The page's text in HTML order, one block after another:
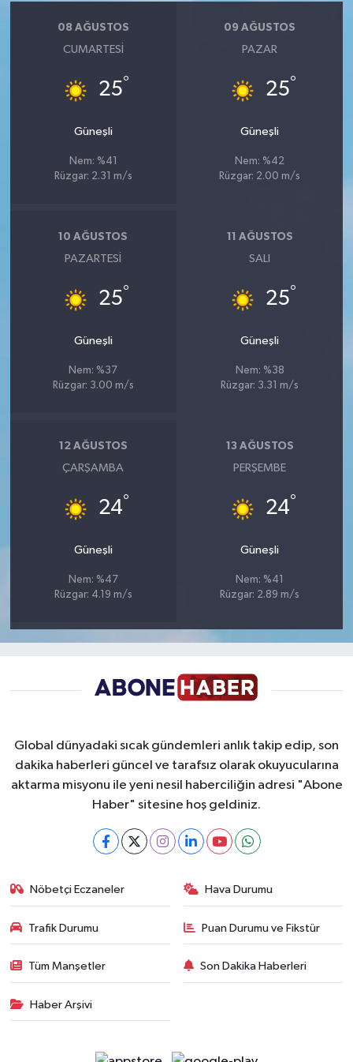
08 AĞUSTOS
CUMARTESI
25°
Güneşli
Nem: %41
Rüzgar: 2.31 m/s
09 AĞUSTOS
PAZAR
25°
Güneşli
Nem: %42
Rüzgar: 2.00 m/s
10 AĞUSTOS
PAZARTESI
25°
Güneşli
Nem: %37
Rüzgar: 3.00 m/s
11 AĞUSTOS
SALI
25°
Güneşli
Nem: %38
Rüzgar: 3.31 m/s
12 AĞUSTOS
ÇARŞAMBA
24°
Güneşli
Nem: %47
Rüzgar: 4.19 m/s
13 AĞUSTOS
PERŞEMBE
24°
Güneşli
Nem: %41
Rüzgar: 2.89 m/s
Global dünyadaki sıcak gündemleri anlık takip edip, son
dakika haberleri güncel ve tarafsız olarak okuyucularına
aktarma misyonu ile yeni nesil haberciliğin adresi "Abone
Haber" sitesine hoş geldiniz.
Nöbetçi Eczaneler Hava Durumu
Trafik Durumu Puan Durumu ve Fikstür
Tüm Manşetler Son Dakika Haberleri
Haber Arşivi